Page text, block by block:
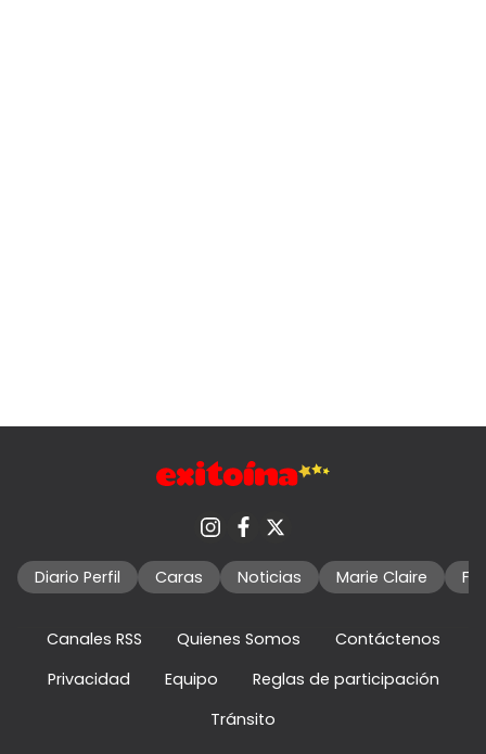
Diario Perfil Caras Noticias Marie Claire
Canales RSS Quienes Somos
Contáctenos
Privacidad
Equipo
Reglas de participación
Tránsito